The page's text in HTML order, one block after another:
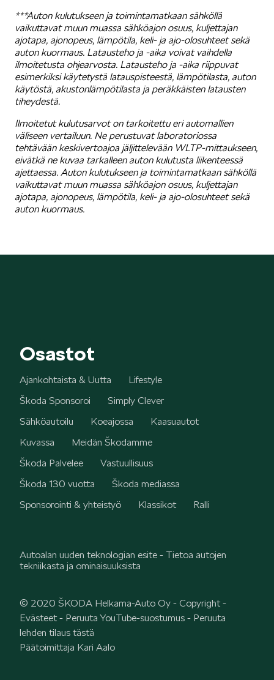
***Auton kulutukseen ja toimintamatkaan sähköllä
vaikuttavat muun muassa sähköajon osuus, kuljettajan
ajotapa, ajonopeus, lämpötila, keli- ja ajo-olosuhteet sekä
auton kuormaus. Latausteho ja -aika voivat vaihdella
ilmoitetusta ohjearvosta. Latausteho ja -aika riippuvat
esimerkiksi käytetystä latauspisteestä, lämpötilasta, auton
käytöstä, akustonlämpötilasta ja peräkkäisten latausten
tiheydestä.
Ilmoitetut kulutusarvot on tarkoitettu eri automallien
väliseen vertailuun. Ne perustuvat laboratoriossa
tehtävään keskivertoajoa jäljittelevään WLTP-mittaukseen,
eivätkä ne kuvaa tarkalleen auton kulutusta liikenteessä
ajettaessa. Auton kulutukseen ja toimintamatkaan sähköllä
vaikuttavat muun muassa sähköajon osuus, kuljettajan
ajotapa, ajonopeus, lämpötila, keli- ja ajo-olosuhteet sekä
auton kuormaus.
Osastot
Ajankohtaista & Uutta
Lifestyle
Škoda Sponsoroi
Simply Clever
Sähköautoilu
Koeajossa
Kaasuautot
Kuvassa
Meidän Škodamme
Škoda Palvelee
Vastuullisuus
Škoda 130 vuotta
Škoda mediassa
Sponsorointi & yhteistyö
Klassikot Ralli
Autoalan uuden teknologian esite - Tietoa autojen
tekniikasta ja ominaisuuksista
© 2020 ŠKODA Helkama-Auto Oy - Copyright-
Evästeet- Peruuta YouTube-suostumus - Peruuta
lehden tilaus tästä
Päätoimittaja Kari Aalo